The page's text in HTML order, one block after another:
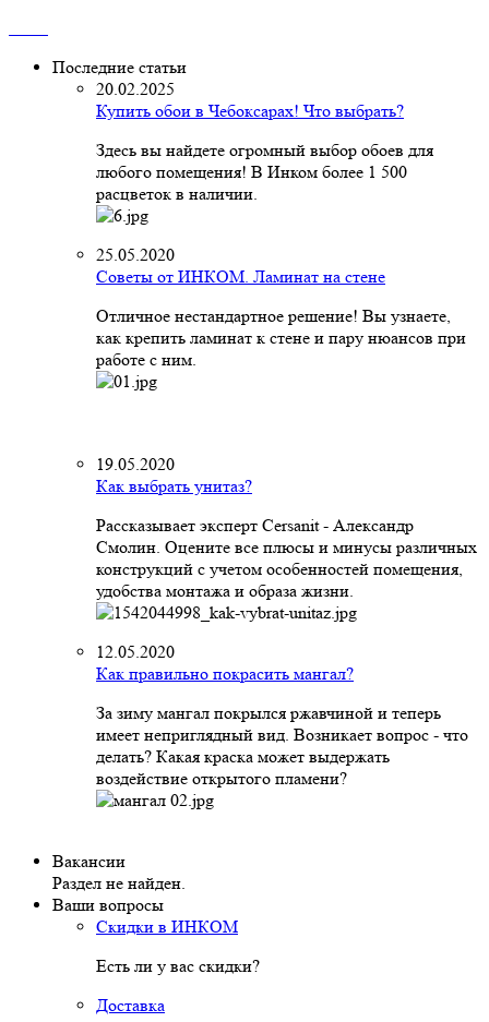
Последние статьи
20.02.2025
Купить обои в Чебоксарах! Что выбрать?
Здесь вы найдете огромный выбор обоев для
любого помещения! В Инком более 1 500
расцветок в наличии.
25.05.2020
Советы от ИНКОМ. Ламинат на стене
Отличное нестандартное решение! Вы узнаете,
как крепить ламинат к стене и пару нюансов при
работе с ним.
19.05.2020
Как выбрать унитаз?
Рассказывает эксперт Cersanit - Александр
Смолин. Оцените все плюсы и минусы различных
конструкций с учетом особенностей помещения,
удобства монтажа и образа жизни.
12.05.2020
Как правильно покрасить мангал?
За зиму мангал покрылся ржавчиной и теперь
имеет неприглядный вид. Возникает вопрос - что
делать? Какая краска может выдержать
воздействие открытого пламени?
Вакансии
Раздел не найден.
Ваши вопросы
Скидки в ИНКОМ
Есть ли у вас скидки?
Доставка